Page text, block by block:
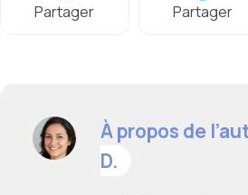
Partager Partager
À propos de
D.